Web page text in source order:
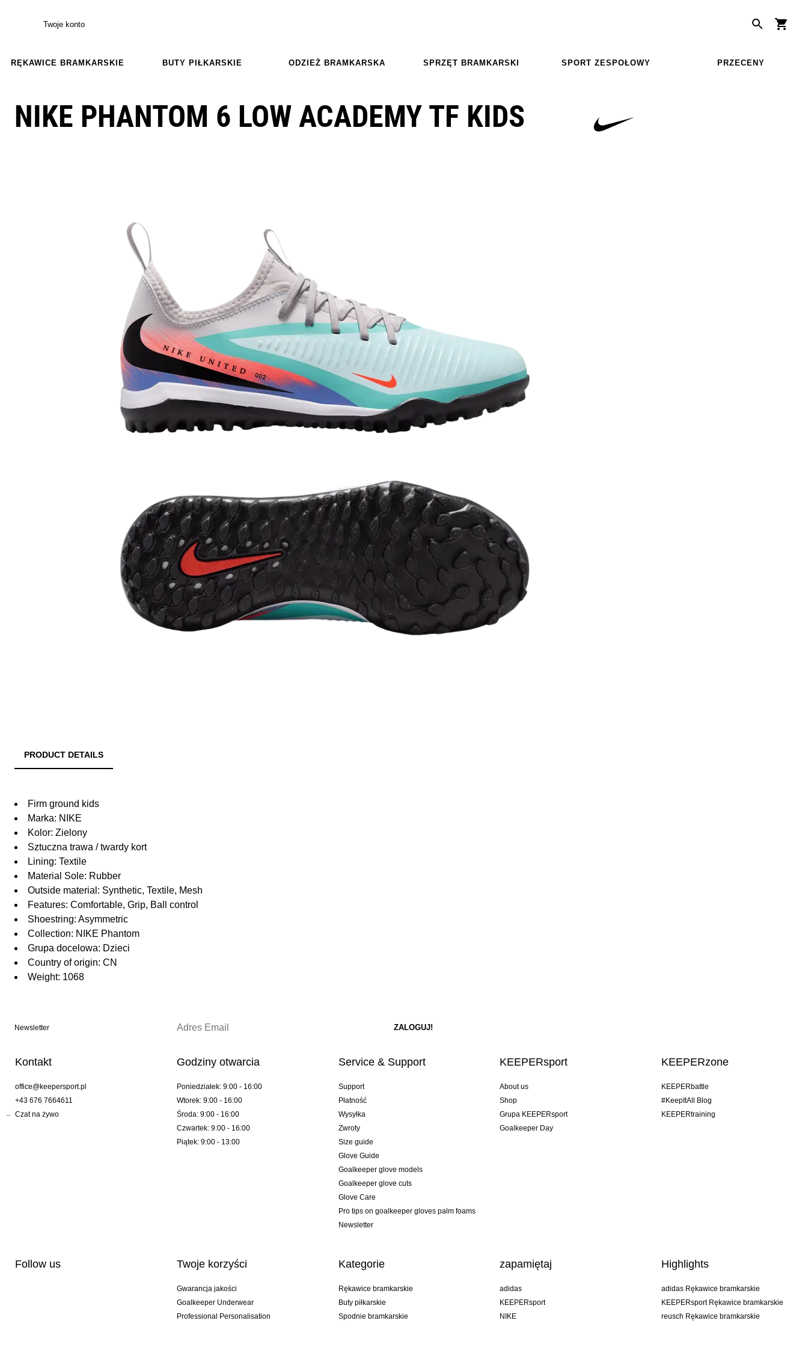
Twoje konto
RĘKAWICE BRAMKARSKIE BUTY PIŁKARSKIE ODZIEŻ BRAMKARSKA SPRZĘT BRAMKARSKI SPORT ZESPOŁOWY PRZECENY
NIKE PHANTOM 6 LOW ACADEMY TF KIDS
PRODUCT DETAILS
Firm ground kids
Marka: NIKE
Kolor: Zielony
Sztuczna trawa / twardy kort
Lining: Textile
Material Sole: Rubber
Outside material: Synthetic, Textile, Mesh
Features: Comfortable, Grip, Ball control
Shoestring: Asymmetric
Collection: NIKE Phantom
Grupa docelowa: Dzieci
Country of origin: CN
Weight: 1068
Newsletter
Kontakt
office@keepersport.pl
+43 676 7664611
Czat na żywo
Godziny otwarcia
Poniedziałek: 9:00 - 16:00
Wtorek: 9:00 - 16:00
Środa: 9:00 - 16:00
Czwartek: 9:00 - 16:00
Piątek: 9:00 - 13:00
Service & Support
Support
Płatność
Wysyłka
Zwroty
Size guide
Glove Guide
Goalkeeper glove models
Goalkeeper glove cuts
Glove Care
Pro tips on goalkeeper gloves palm foams
Newsletter
KEEPERsport
About us
Shop
Grupa KEEPERsport
Goalkeeper Day
KEEPERzone
KEEPERbattle
#KeepItAll Blog
KEEPERtraining
Follow us Twoje korzyści
Gwarancja jakości
Goalkeeper Underwear
Professional Personalisation
Kategorie
Rękawice bramkarskie
Buty piłkarskie
Spodnie bramkarskie
zapamiętaj
adidas
KEEPERsport
NIKE
Highlights
adidas Rękawice bramkarskie
KEEPERsport Rękawice bramkarskie
reusch Rękawice bramkarskie